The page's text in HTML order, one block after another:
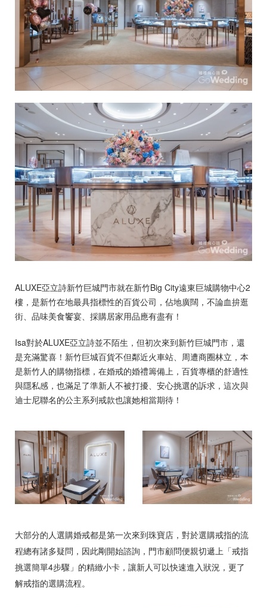
ALUXE亞立詩新竹巨城門市就在新竹Big City遠東巨城購物中心2
樓，是新竹在地最具指標性的百貨公司，佔地廣闊，不論血拚逛
街、品味美食饗宴、採購居家用品應有盡有！
Isa對於ALUXE亞立詩並不陌生，但初次來到新竹巨城門市，還
是充滿驚喜！新竹巨城百貨不但鄰近火車站、周遭商圈林立，本
是新竹人的購物指標，在婚戒的婚禮籌備上，百貨專櫃的舒適性
與隱私感，也滿足了準新人不被打擾、安心挑選的訴求，這次與
迪士尼聯名的公主系列戒款也讓她相當期待！
大部分的人選購婚戒都是第一次來到珠寶店，對於選購戒指的流
程總有諸多疑問，因此剛開始諮詢，門市顧問便親切遞上「戒指
挑選簡單4步驟」的精緻小卡，讓新人可以快速進入狀況，更了
解戒指的選購流程。